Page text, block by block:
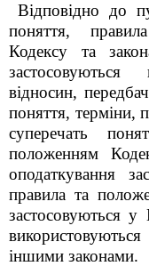
Відповідно до
поняття,
Кодексу та
відносин,
поняття, терміни,
суперечать
положенням
оподаткування
правила та
застосовуються
іншими законами.